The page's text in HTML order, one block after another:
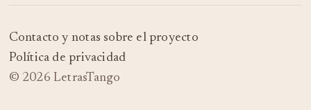
Contacto y notas sobre el proyecto
Política de privacidad
© 2026 LetrasTango